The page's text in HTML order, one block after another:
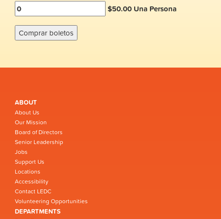
$50.00 Una Persona
ABOUT
About Us
Our Mission
Board of Directors
Senior Leadership
Jobs
Support Us
Locations
Accessibility
Contact LEDC
Volunteering Opportunities
DEPARTMENTS